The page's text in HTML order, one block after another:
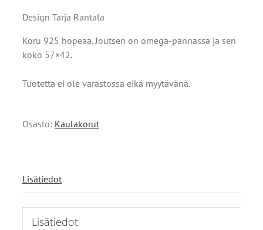
Design Tarja Rantala
Koru 925 hopeaa. Joutsen on omega-pannassa ja sen
koko 57×42.
Tuotetta ei ole varastossa eikä myytävänä.
Osasto: Kaulakorut
Lisätiedot
Lisätiedot